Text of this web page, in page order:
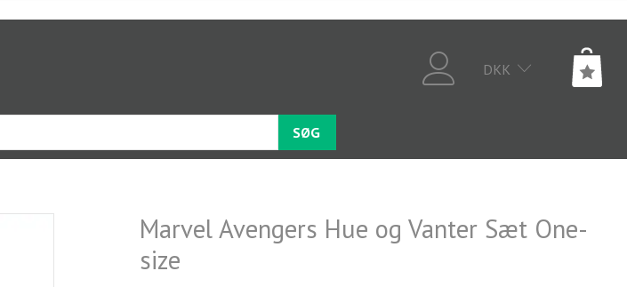
DKK
SØG
Marvel Avengers Hue og Vanter Sæt One-
size